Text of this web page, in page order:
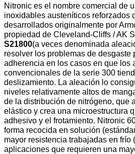
Nitronic es el nombre comercial de
inoxidables austeníticos reforzados
desarrollados originalmente por
propiedad de Cleveland-Cliffs / AK
S21800(a veces denominada
resolver los problemas de desgaste
adherencia en los casos en que los
convencionales de la serie 300
deslizamiento. La aleación lo
niveles relativamente altos de
de la distribución de nitrógeno, que
elástico y crea una microestructura
adhesivo y el frotamiento. Nitronic
forma recocida en solución
mayor resistencia trabajadas en frío
aplicaciones que requieren una